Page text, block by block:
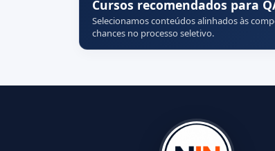
Cursos recomendados para
Selecionamos conteúdos alinhados às
chances no processo seletivo.